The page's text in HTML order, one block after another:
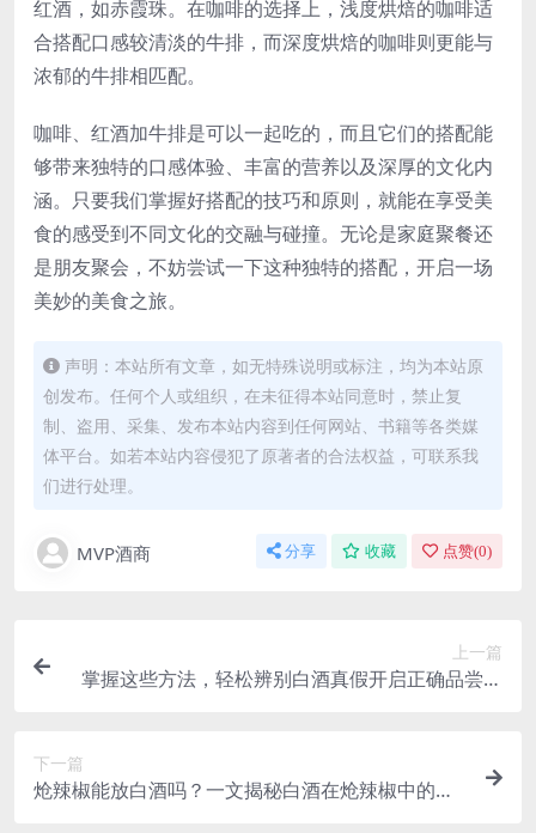
红酒，如赤霞珠。在咖啡的选择上，浅度烘焙的咖啡适
合搭配口感较清淡的牛排，而深度烘焙的咖啡则更能与
浓郁的牛排相匹配。
咖啡、红酒加牛排是可以一起吃的，而且它们的搭配能
够带来独特的口感体验、丰富的营养以及深厚的文化内
涵。只要我们掌握好搭配的技巧和原则，就能在享受美
食的感受到不同文化的交融与碰撞。无论是家庭聚餐还
是朋友聚会，不妨尝试一下这种独特的搭配，开启一场
美妙的美食之旅。
声明：本站所有文章，如无特殊说明或标注，均为本站原
创发布。任何个人或组织，在未征得本站同意时，禁止复
制、盗用、采集、发布本站内容到任何网站、书籍等各类媒
体平台。如若本站内容侵犯了原著者的合法权益，可联系我
们进行处理。
MVP酒商 分享 收藏 点赞(0)
上一篇
掌握这些方法，轻松辨别白酒真假开启正确品尝之
下一篇
炝辣椒能放白酒吗？一文揭秘白酒在炝辣椒中的作